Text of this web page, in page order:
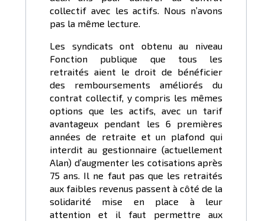
collectif avec les actifs. Nous n’avons
pas la même lecture.
Les syndicats ont obtenu au niveau
Fonction publique que tous les
retraités aient le droit de bénéficier
des remboursements améliorés du
contrat collectif, y compris les mêmes
options que les actifs, avec un tarif
avantageux pendant les 6 premières
années de retraite et un plafond qui
interdit au gestionnaire (actuellement
Alan) d’augmenter les cotisations après
75 ans. Il ne faut pas que les retraités
aux faibles revenus passent à côté de la
solidarité mise en place à leur
attention et il faut permettre aux